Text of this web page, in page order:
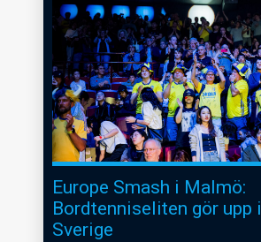
Europe Smash i Malmö:
Bordtenniseliten gör upp i
Sverige